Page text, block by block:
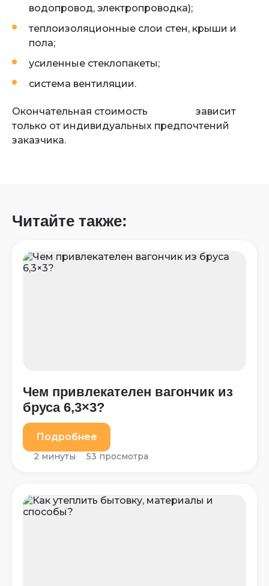
водопровод, электропроводка);
теплоизоляционные слои стен, крыши и
пола;
усиленные стеклопакеты;
система вентиляции.
Окончательная стоимость
зависит
только от индивидуальных предпочтений
заказчика.
Читайте также:
Чем привлекателен вагончик из
бруса 6,3×3?
Подробнее
2 минуты 53 просмотра